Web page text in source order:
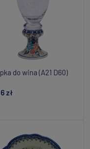
do wina (A21 D60)
zł